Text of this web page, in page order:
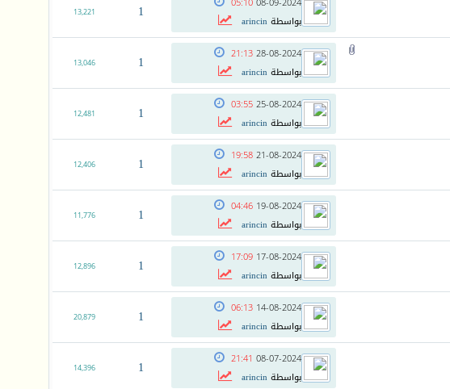
بواسطةarincin
1
13,221
28-08-2024
21:13
بواسطةarincin
1
13,046
25-08-2024
03:55
بواسطةarincin
1
12,481
21-08-2024
19:58
بواسطةarincin
1
12,406
19-08-2024
04:46
بواسطةarincin
1
11,776
17-08-2024
17:09
بواسطةarincin
1
12,896
14-08-2024
06:13
بواسطةarincin
1
20,879
08-07-2024
21:41
بواسطةarincin
1
14,396